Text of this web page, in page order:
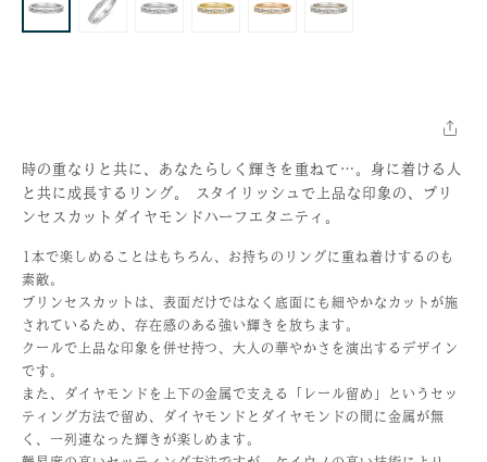
時の重なりと共に、あなたらしく輝きを重ねて…。身に着ける人
と共に成長するリング。 スタイリッシュで上品な印象の、プリ
ンセスカットダイヤモンドハーフエタニティ。
1本で楽しめることはもちろん、お持ちのリングに重ね着けするのも
素敵。
プリンセスカットは、表面だけではなく底面にも細やかなカットが施
されているため、存在感のある強い輝きを放ちます。
クールで上品な印象を併せ持つ、大人の華やかさを演出するデザイン
です。
また、ダイヤモンドを上下の金属で支える「レール留め」というセッ
ティング方法で留め、ダイヤモンドとダイヤモンドの間に金属が無
く、一列連なった輝きが楽しめます。